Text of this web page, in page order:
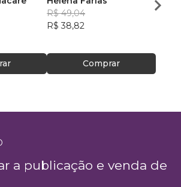
R$ 49,04
R$ 38,82
Comprar
a publicação e venda de